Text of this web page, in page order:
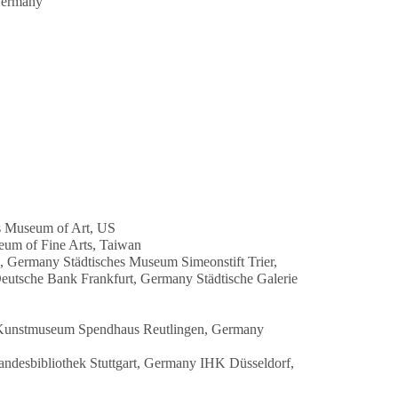
of Art, US
of Fine Arts, Taiwan
Städtisches Museum Simeonstift Trier,
Bank Frankfurt, Germany Städtische Galerie
Spendhaus Reutlingen, Germany
Stuttgart, Germany IHK Düsseldorf,